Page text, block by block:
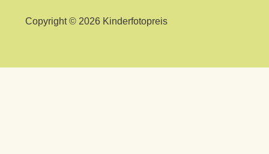
Copyright © 2026 Kinderfotopreis